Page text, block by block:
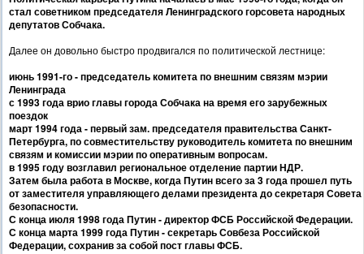
стал советником председателя Ленинградского горсовета народных
депутатов Собчака.
Далее он довольно быстро продвигался по политической лестнице:
июнь 1991-го - председатель комитета по внешним связям мэрии
Ленинграда
с 1993 года врио главы города Собчака на время его зарубежных
поездок
март 1994 года - первый зам. председателя правительства Санкт-
Петербурга, по совместительству руководитель комитета по внешним
связям и комиссии мэрии по оперативным вопросам.
в 1995 году возглавил региональное отделение партии НДР.
Затем была работа в Москве, когда Путин всего за 3 года прошел путь
от заместителя управляющего делами президента до секретаря Совета
безопасности.
С конца июля 1998 года Путин - директор ФСБ Российской Федерации.
С конца марта 1999 года Путин - секретарь Совбеза Российской
Федерации, сохранив за собой пост главы ФСБ.